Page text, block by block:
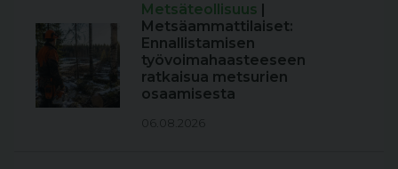
Metsäteollisuus |
Metsäammattilaiset:
Ennallistamisen
työvoimahaasteeseen
ratkaisua metsurien
osaamisesta
06.08.2026